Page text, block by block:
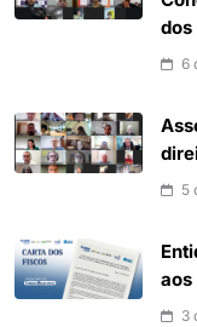
dos
6
5
aos
3